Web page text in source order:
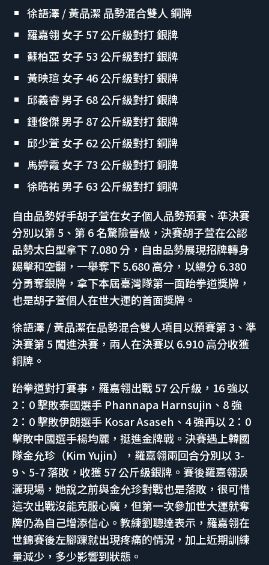
徐語澤 / 黃品潔 品勢混合雙人 銅牌
羅嘉翎 女子 57 公斤級對打 銀牌
蘇柏亞 女子 53 公斤級對打 銀牌
黃映瑄 女子 46 公斤級對打 銀牌
邱義睿 男子 68 公斤級對打 銀牌
鍾俊傑 男子 87 公斤級對打 銀牌
邱少萱 女子 62 公斤級對打 銅牌
馬婷霞 女子 73 公斤級對打 銅牌
徐晧祐 男子 63 公斤級對打 銅牌
自由品勢好手胡子萱在女子個人品勢預賽、準決賽
分別以第 5、第 6 名驚險晉級，決賽胡子萱在公認
品勢太白型拿下 7.080 分，自由品勢展現招牌轉身
踢擊和空翻，一舉奪下 5.680 高分，以總分 6.380
分勇奪銀牌，拿下本屆臺灣隊第一面跆拳道獎牌，
也是胡子萱個人在世大運的首面獎牌。
徐語澤 / 黃品潔在品勢混合雙人項目以預賽第 3、準
決賽第 5 闖進決賽，兩人在決賽以 6.910 高分收獲
銅牌。
跆拳道對打賽事，羅嘉翎出戰 57 公斤級，16 強以
2：0 擊敗泰國選手 Phannapa Harnsujin、8 強
2：0 擊敗伊朗選手 Kosar Asaseh、4 強再以 2：0
擊敗中國選手楊均麗，挺進金牌戰。決賽遇上韓國
隊金允珍（Kim Yujin），羅嘉翎兩回合分別以 3-
9、5-7 落敗，收獲 57 公斤級銀牌。賽後羅嘉翎淚
灑現場，她說之前與金允珍對戰也是落敗，很可惜
這次出戰沒能克服心魔，但第一次參加世大運就奪
牌仍為自己增添信心。教練劉聰達表示，羅嘉翎在
世錦賽後左腳踝就出現疼痛的情況，加上近期訓練
量減少，多少影響到狀態。